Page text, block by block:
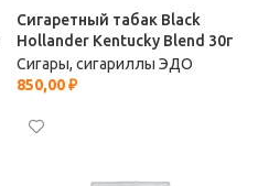
Сигаретный табак Black
Hollander Kentucky Blend 30г
Сигары, сигариллы ЭДО
850,00₽